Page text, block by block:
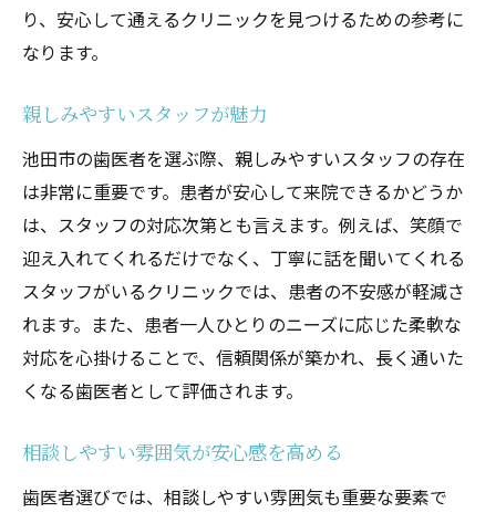
り、安心して通えるクリニックを見つけるための参考に
なります。
親しみやすいスタッフが魅力
池田市の歯医者を選ぶ際、親しみやすいスタッフの存在
は非常に重要です。患者が安心して来院できるかどうか
は、スタッフの対応次第とも言えます。例えば、笑顔で
迎え入れてくれるだけでなく、丁寧に話を聞いてくれる
スタッフがいるクリニックでは、患者の不安感が軽減さ
れます。また、患者一人ひとりのニーズに応じた柔軟な
対応を心掛けることで、信頼関係が築かれ、長く通いた
くなる歯医者として評価されます。
相談しやすい雰囲気が安心感を高める
歯医者選びでは、相談しやすい雰囲気も重要な要素で